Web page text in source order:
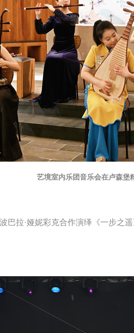
艺境室内乐团音乐会在卢森堡
拉·娅妮彩克合作演绎《一步之